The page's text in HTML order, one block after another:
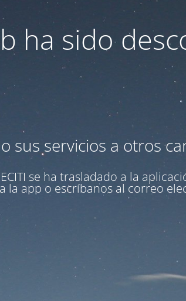
ha sido
sus servicios a otros
se ha trasladado a la
la app o escríbanos al correo